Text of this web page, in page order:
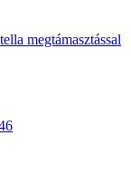
megtámasztással